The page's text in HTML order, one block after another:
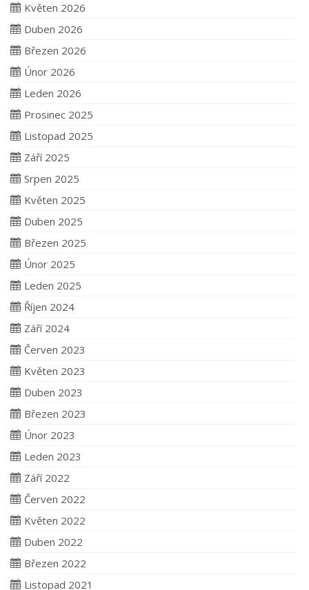
Květen 2026
Duben 2026
Březen 2026
Únor 2026
Leden 2026
Prosinec 2025
Listopad 2025
Září 2025
Srpen 2025
Květen 2025
Duben 2025
Březen 2025
Únor 2025
Leden 2025
Říjen 2024
Září 2024
Červen 2023
Květen 2023
Duben 2023
Březen 2023
Únor 2023
Leden 2023
Září 2022
Červen 2022
Květen 2022
Duben 2022
Březen 2022
Listopad 2021